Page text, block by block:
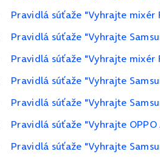
Pravidlá súťaže "Vyhrajte mixér
Pravidlá súťaže "Vyhrajte
Pravidlá súťaže "Vyhrajte mixér
Pravidlá súťaže "Vyhrajte
Pravidlá súťaže "Vyhrajte
Pravidlá súťaže "Vyhrajte OPPO
Pravidlá súťaže "Vyhrajte